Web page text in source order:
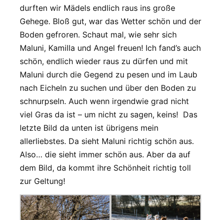
durften wir Mädels endlich raus ins große
Gehege. Bloß gut, war das Wetter schön und der
Boden gefroren. Schaut mal, wie sehr sich
Maluni, Kamilla und Angel freuen! Ich fand’s auch
schön, endlich wieder raus zu dürfen und mit
Maluni durch die Gegend zu pesen und im Laub
nach Eicheln zu suchen und über den Boden zu
schnurpseln. Auch wenn irgendwie grad nicht
viel Gras da ist – um nicht zu sagen, keins! Das
letzte Bild da unten ist übrigens mein
allerliebstes. Da sieht Maluni richtig schön aus.
Also… die sieht immer schön aus. Aber da auf
dem Bild, da kommt ihre Schönheit richtig toll
zur Geltung!